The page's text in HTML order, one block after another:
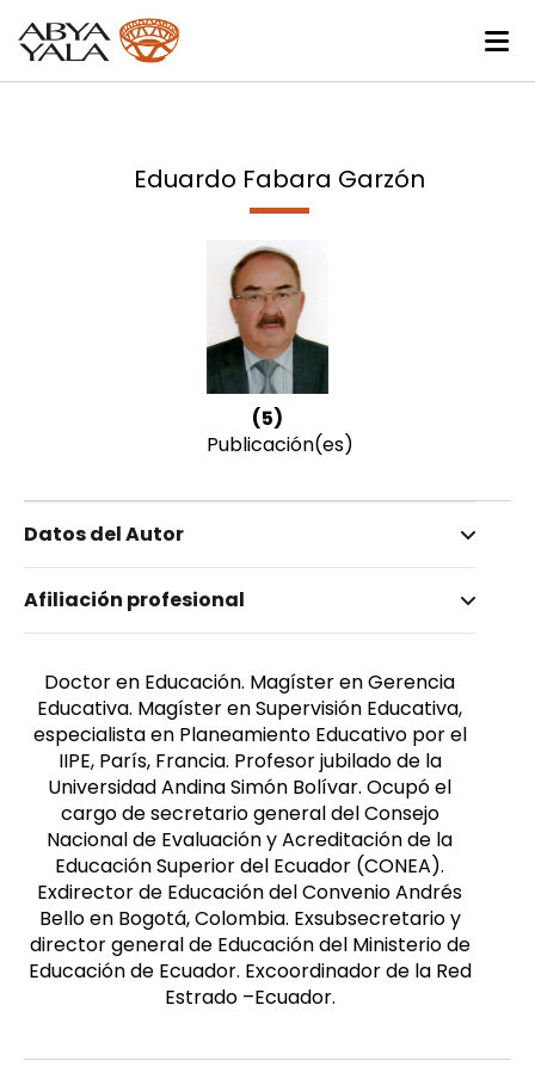
Eduardo Fabara Garzón
(5)
Publicación(es)
Datos del Autor
Fabara Garzón, Eduardo
Masculino
Afiliación profesional
Doctor en Educación. Magíster en Gerencia
Educativa. Magíster en Supervisión Educativa,
especialista en Planeamiento Educativo por el
IIPE, París, Francia. Profesor jubilado de la
Universidad Andina Simón Bolívar. Ocupó el
cargo de secretario general del Consejo
Nacional de Evaluación y Acreditación de la
Educación Superior del Ecuador (CONEA).
Exdirector de Educación del Convenio Andrés
Bello en Bogotá, Colombia. Exsubsecretario y
director general de Educación del Ministerio de
Educación de Ecuador. Excoordinador de la Red
Estrado –Ecuador.